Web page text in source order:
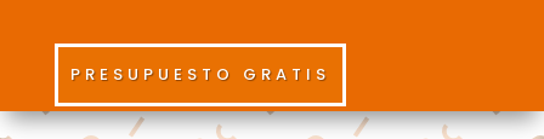
PRESUPUESTO GRATIS